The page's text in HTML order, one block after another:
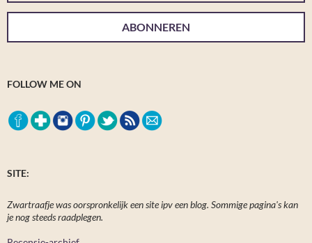
ABONNEREN
FOLLOW ME ON
SITE:
Zwartraafje was oorspronkelijk een site ipv een blog. Sommige pagina's kan
je nog steeds raadplegen.